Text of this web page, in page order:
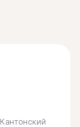
Кантонский